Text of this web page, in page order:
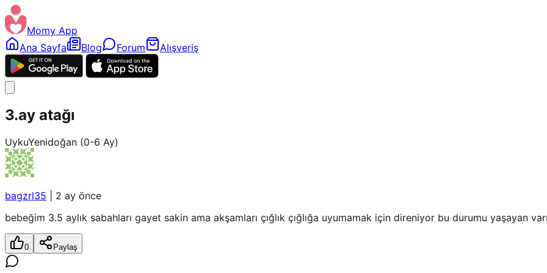
Momy App
Ana Sayfa
Blog Forum Alışveriş
3.ay atağı
UykuYenidoğan (0-6 Ay)
bagzrl35
2 ay önce
bebeğim 3.5 aylık sabahları gayet sakin ama akşamları çığlık çığlığa uyumamak için direniyor bu durumu yaşayan
0 Paylaş